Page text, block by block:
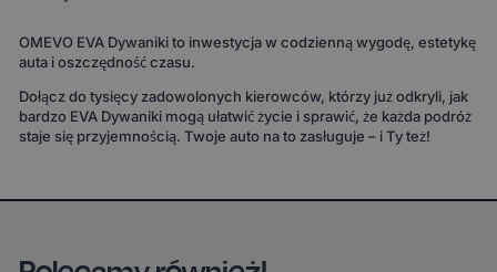
OMEVO EVA Dywaniki to inwestycja w codzienną wygodę, estetykę
auta i oszczędność czasu.
Dołącz do tysięcy zadowolonych kierowców, którzy już odkryli, jak
bardzo EVA Dywaniki mogą ułatwić życie i sprawić, że każda podróż
staje się przyjemnością. Twoje auto na to zasługuje – i Ty też!